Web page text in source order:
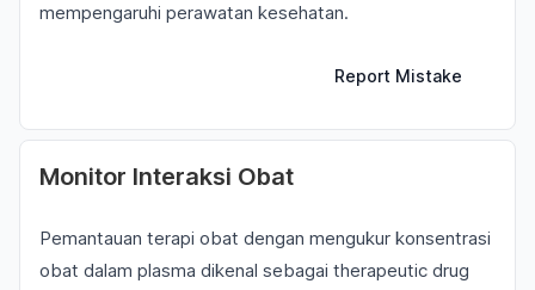
mempengaruhi perawatan kesehatan.
Report Mistake
Monitor Interaksi Obat
Pemantauan terapi obat dengan mengukur konsentrasi
obat dalam plasma dikenal sebagai therapeutic drug